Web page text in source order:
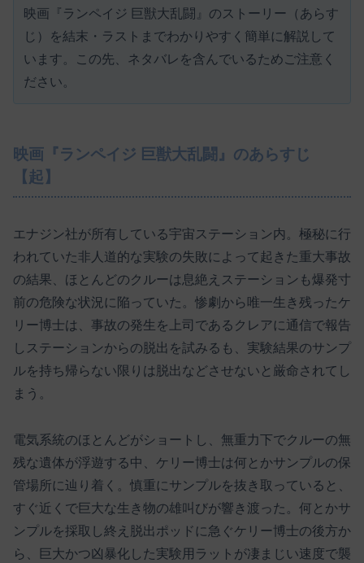
映画『ランペイジ 巨獣大乱闘』のストーリー（あらす
じ）を結末・ラストまでわかりやすく簡単に解説して
います。この先、ネタバレを含んでいるためご注意く
ださい。
映画『ランペイジ 巨獣大乱闘』のあらすじ
【起】
エナジン社が所有している宇宙ステーション内。極秘に行
われていた非人道的な実験の失敗によって起きた重大事故
の結果、ほとんどのクルーは息絶えステーションも爆発寸
前の危険な状況に陥っていた。惨劇から唯一生き残ったケ
リー博士は、事故の発生を上司であるクレアに通信で報告
しステーションからの脱出を試みるも、実験結果のサンプ
ルを持ち帰らない限りは脱出などさせないと厳命されてし
まう。
電気系統のほとんどがショートし、無重力下でクルーの無
残な遺体が浮遊する中、ケリー博士は何とかサンプルの保
管場所に辿り着く。慎重にサンプルを抜き取っていると、
すぐ近くで巨大な生き物の雄叫びが響き渡った。何とかサ
ンプルを採取し終え脱出ポッドに急ぐケリー博士の後方か
ら、巨大かつ凶暴化した実験用ラットが凄まじい速度で襲